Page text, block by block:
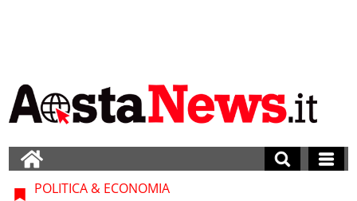
POLITICA & ECONOMIA